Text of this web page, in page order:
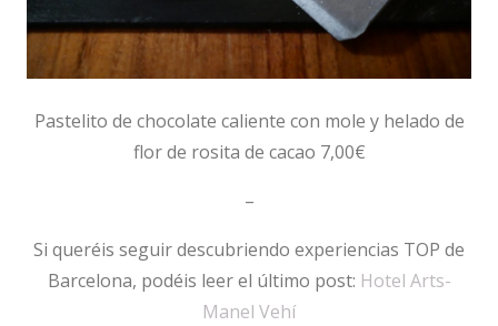
Pastelito de chocolate caliente con mole y helado de
flor de rosita de cacao 7,00€
–
Si queréis seguir descubriendo experiencias TOP de
Barcelona, podéis leer el último post: Hotel Arts-
Manel Vehí